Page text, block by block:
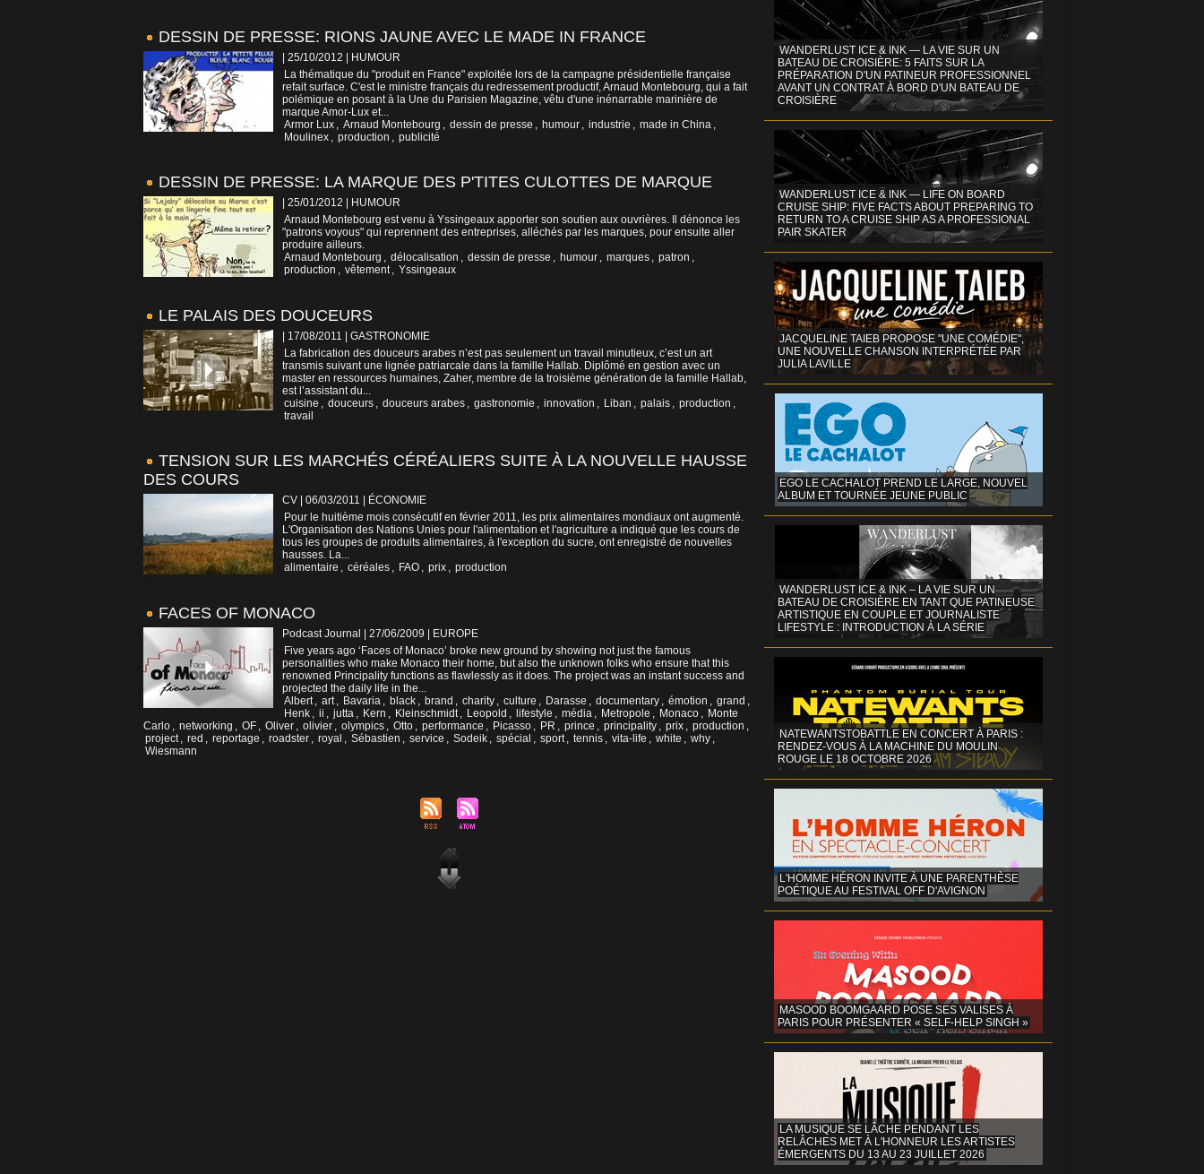
DESSIN DE PRESSE: RIONS JAUNE AVEC LE MADE IN FRANCE
| 25/10/2012
HUMOUR
La thématique du "produit en France" exploitée lors de la campagne présidentielle française
refait surface. C'est le ministre français du redressement productif, Arnaud Montebourg, qui a fait
polémique en posant à la Une du Parisien Magazine, vêtu d'une inénarrable marinière de
marque Amor-Lux et...
Armor Lux , Arnaud Montebourg , dessin de presse , humour , industrie , made in China ,
Moulinex , production , publicité
DESSIN DE PRESSE: LA MARQUE DES P'TITES CULOTTES DE MARQUE
| 25/01/2012
HUMOUR
Arnaud Montebourg est venu à Yssingeaux apporter son soutien aux ouvrières. Il dénonce les
"patrons voyous" qui reprennent des entreprises, alléchés par les marques, pour ensuite aller
produire ailleurs.
Arnaud Montebourg , délocalisation , dessin de presse , humour , marques , patron ,
production , vêtement , Yssingeaux
LE PALAIS DES DOUCEURS
| 17/08/2011
GASTRONOMIE
La fabrication des douceurs arabes n’est pas seulement un travail minutieux, c’est un art
transmis suivant une lignée patriarcale dans la famille Hallab. Diplômé en gestion avec un
master en ressources humaines, Zaher, membre de la troisième génération de la famille Hallab,
est l’assistant du...
cuisine , douceurs , douceurs arabes , gastronomie , innovation , Liban , palais , production ,
travail
TENSION SUR LES MARCHÉS CÉRÉALIERS SUITE À LA NOUVELLE HAUSSE
DES COURS
CV | 06/03/2011
ÉCONOMIE
Pour le huitième mois consécutif en février 2011, les prix alimentaires mondiaux ont augmenté.
L'Organisation des Nations Unies pour l'alimentation et l'agriculture a indiqué que les cours de
tous les groupes de produits alimentaires, à l'exception du sucre, ont enregistré de nouvelles
hausses. La...
alimentaire , céréales , FAO , prix , production
FACES OF MONACO
Podcast Journal | 27/06/2009
EUROPE
Five years ago ‘Faces of Monaco’ broke new ground by showing not just the famous
personalities who make Monaco their home, but also the unknown folks who ensure that this
renowned Principality functions as flawlessly as it does. The project was an instant success and
projected the daily life in the...
Albert , art , Bavaria , black , brand , charity , culture , Darasse , documentary , émotion , grand ,
Henk , ii , jutta , Kern , Kleinschmidt , Leopold , lifestyle , média , Metropole , Monaco , Monte
Carlo , networking , OF , Oliver , olivier , olympics , Otto , performance , Picasso , PR , prince , principality , prix , production ,
project , red , reportage , roadster , royal , Sébastien , service , Sodeik , spécial , sport , tennis , vita-life , white , why ,
Wiesmann
WANDERLUST ICE & INK — LA VIE SUR UN
BATEAU DE CROISIÈRE: 5 FAITS SUR LA
PRÉPARATION D'UN PATINEUR PROFESSIONNEL
AVANT UN CONTRAT À BORD D'UN BATEAU DE
CROISIÈRE
WANDERLUST ICE & INK — LIFE ON BOARD
CRUISE SHIP: FIVE FACTS ABOUT PREPARING TO
RETURN TO A CRUISE SHIP AS A PROFESSIONAL
PAIR SKATER
JACQUELINE TAIEB PROPOSE "UNE COMÉDIE",
UNE NOUVELLE CHANSON INTERPRÉTÉE PAR
JULIA LAVILLE
EGO LE CACHALOT PREND LE LARGE, NOUVEL
ALBUM ET TOURNÉE JEUNE PUBLIC
WANDERLUST ICE & INK – LA VIE SUR UN
BATEAU DE CROISIÈRE EN TANT QUE PATINEUSE
ARTISTIQUE EN COUPLE ET JOURNALISTE
LIFESTYLE : INTRODUCTION À LA SÉRIE
NATEWANTSTOBATTLE EN CONCERT À PARIS :
RENDEZ-VOUS À LA MACHINE DU MOULIN
ROUGE LE 18 OCTOBRE 2026
L'HOMME HÉRON INVITE À UNE PARENTHÈSE
POÉTIQUE AU FESTIVAL OFF D'AVIGNON
MASOOD BOOMGAARD POSE SES VALISES À
PARIS POUR PRÉSENTER « SELF-HELP SINGH »
LA MUSIQUE SE LÂCHE PENDANT LES
RELÂCHES MET À L'HONNEUR LES ARTISTES
ÉMERGENTS DU 13 AU 23 JUILLET 2026